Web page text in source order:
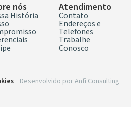
nós
História
Atendimento
Contato
Endereços e
Telefones
Trabalhe
Conosco
Desenvolvido porAnfi Consulting